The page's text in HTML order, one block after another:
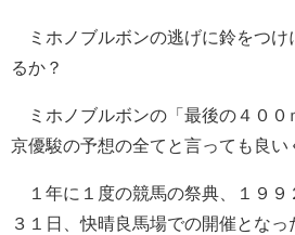
ミホノブルボンの逃げに鈴をつけ
るか？
ミホノブルボンの「最後の４００
京優駿の予想の全てと言っても良い
１年に１度の競馬の祭典、１９９
３１日、快晴良馬場での開催となっ